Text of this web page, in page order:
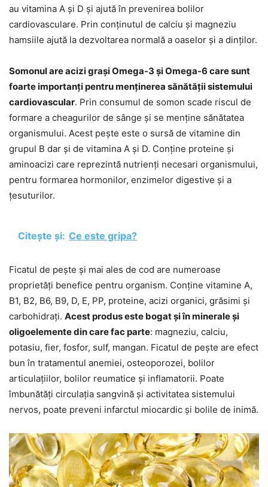
au vitamina A și D și ajută în prevenirea bolilor
cardiovasculare. Prin conținutul de calciu și magneziu
hamsiile ajută la dezvoltarea normală a oaselor și a dinților.
Somonul are acizi grași Omega-3 și Omega-6 care sunt
foarte importanți pentru menținerea sănătății sistemului
cardiovascular. Prin consumul de somon scade riscul de
formare a cheagurilor de sânge și se menține sănătatea
organismului. Acest pește este o sursă de vitamine din
grupul B dar și de vitamina A și D. Conține proteine și
aminoacizi care reprezintă nutrienți necesari organismului,
pentru formarea hormonilor, enzimelor digestive și a
țesuturilor.
Citește și: Ce este gripa?
Ficatul de pește și mai ales de cod are numeroase
proprietăți benefice pentru organism. Conține vitamine A,
B1, B2, B6, B9, D, E, PP, proteine, acizi organici, grăsimi și
carbohidrați. Acest produs este bogat și în minerale și
oligoelemente din care fac parte: magneziu, calciu,
potasiu, fier, fosfor, sulf, mangan. Ficatul de pește are efect
bun în tratamentul anemiei, osteoporozei, bolilor
articulațiilor, bolilor reumatice și inflamatorii. Poate
îmbunătăți circulația sangvină și activitatea sistemului
nervos, poate preveni infarctul miocardic și bolile de inimă.